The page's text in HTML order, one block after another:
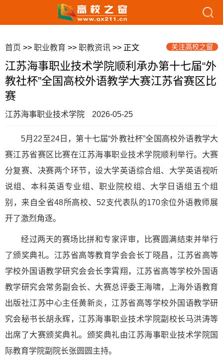
首页 >> 职业教育 >> 职教资讯 >> 正文 关注高校之窗
江苏海事职业技术学院顺利承办第十七届“外
教社杯”全国高校外语教学大赛江苏省赛区比
赛
江苏海事职业技术学院 2026-05-25
5月22至24日，第十七届“外教社杯”全国高校外语教学大
赛江苏省赛区比赛在江苏海事职业技术学院顺利举行。大赛
分复赛、决赛两个环节，设大学英语综合组、大学英语视听
说组、本科英语专业组、职业院校组、大学日语组五个组
别，来自全省48所高校、52支代表队的170余位外语教师展
开了激烈角逐。
经过两天的赛场比拼和专家评审，比赛圆满结束并举行
了颁奖典礼。江苏省高等教育学会会长丁晓昌，江苏省高等
学校外国语教学研究会会长李霄翔，江苏省高等学校外国语
教学研究会常务副会长、大赛总评委王海啸，上海外语教育
出版社江苏中心主任黄新炎，江苏省高等学校外国语教学研
究会秘书长胡永辉，江苏海事职业技术学院副校长马洪涛等
出席了大赛颁奖典礼。颁奖典礼由江苏海事职业技术学院国
际教育学院副院长张圆圆主持。